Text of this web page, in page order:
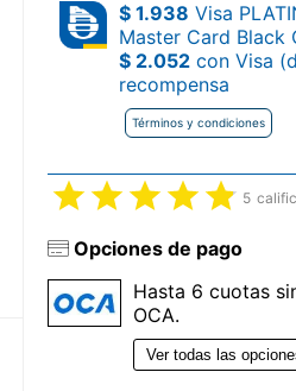
$ 1.938 Visa
Master Card Black
$ 2.052con Visa
recompensa
Términos y condiciones
5
Opciones de pago
Hasta 6 cuotas
OCA.
Ver todas las